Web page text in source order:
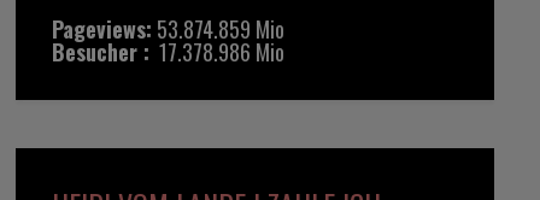
Pageviews: 53.874.859 Mio
Besucher : 17.378.986 Mio